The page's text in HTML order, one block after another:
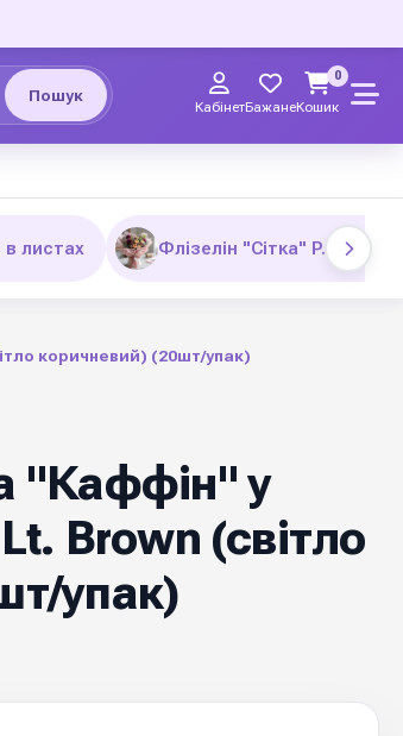
Пошук
КабінетБажанеКошик
0
в листах Флізелін "Сітка" P. NYXL
коричневий) (20шт/упак)
"Каффін" у
Brown (cвітло
упак)